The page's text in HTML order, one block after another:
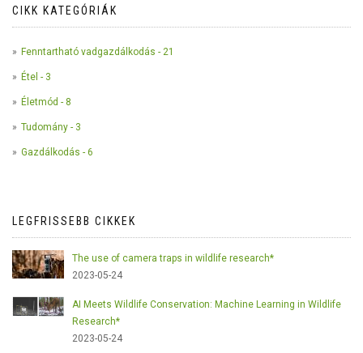
CIKK KATEGÓRIÁK
Fenntartható vadgazdálkodás - 21
Étel - 3
Életmód - 8
Tudomány - 3
Gazdálkodás - 6
LEGFRISSEBB CIKKEK
The use of camera traps in wildlife research*
2023-05-24
AI Meets Wildlife Conservation: Machine Learning in Wildlife
Research*
2023-05-24